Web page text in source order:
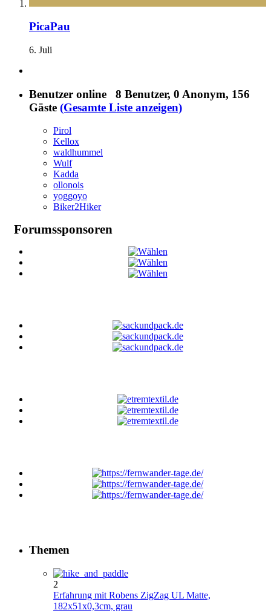
PicaPau
6. Juli
Benutzer online 8 Benutzer, 0 Anonym, 156
Gäste (Gesamte Liste anzeigen)
Pirol
Kellox
waldhummel
Wulf
Kadda
ollonois
yoggoyo
Biker2Hiker
Forumssponsoren
Themen
2
Erfahrung mit Robens ZigZag UL Matte,
182x51x0,3cm, grau